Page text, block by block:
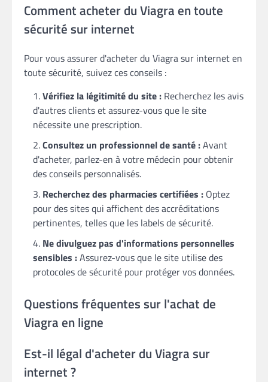
Comment acheter du Viagra en toute
sécurité sur internet
Pour vous assurer d'acheter du Viagra sur internet en
toute sécurité, suivez ces conseils :
Vérifiez la légitimité du site : Recherchez les avis
d'autres clients et assurez-vous que le site
nécessite une prescription.
Consultez un professionnel de santé :Avant
d'acheter, parlez-en à votre médecin pour obtenir
des conseils personnalisés.
Recherchez des pharmacies certifiées : Optez
pour des sites qui affichent des accréditations
pertinentes, telles que les labels de sécurité.
Ne divulguez pas d'informations personnelles
sensibles :Assurez-vous que le site utilise des
protocoles de sécurité pour protéger vos données.
Questions fréquentes sur l'achat de
Viagra en ligne
Est-il légal d'acheter du Viagra sur
internet ?